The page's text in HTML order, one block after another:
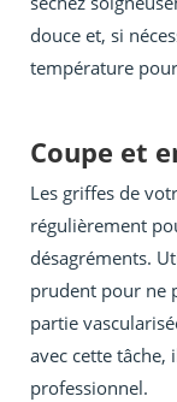
douce et, si
température
Coupe et
Les griffes de
régulièrement
désagréments.
prudent pour ne
partie
avec cette tâche,
professionnel.